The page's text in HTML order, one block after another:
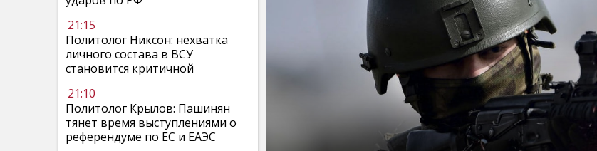
21:15
Политолог Никсон: нехватка
личного состава в ВСУ
становится критичной
21:10
Политолог Крылов: Пашинян
тянет время выступлениями о
референдуме по ЕС и ЕАЭС